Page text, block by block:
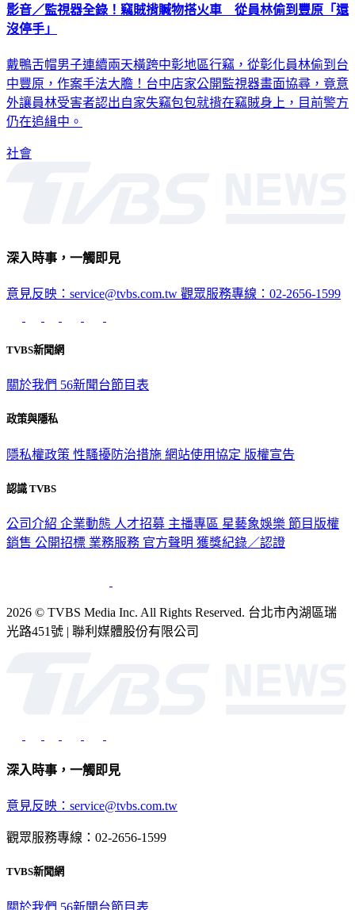
影音／監視器全錄！竊賊揹贓物搭火車 從員林偷到豐原「還
沒停手」
戴鴨舌帽男子連續兩天橫跨中彰地區行竊，從彰化員林偷到台
中豐原，作案手法大膽！台中店家公開監視器畫面協尋，竟意
外讓員林受害者認出自家失竊包包就揹在竊賊身上，目前警方
仍在追緝中。
社會
深入時事，一觸即見
意見反映：service@tvbs.com.tw 觀眾服務專線：02-2656-1599
TVBS新聞網
關於我們 56新聞台節目表
政策與隱私
隱私權政策 性騷擾防治措施 網站使用協定 版權宣告
認識 TVBS
公司介紹 企業動態 人才招募 主播專區 星藝象娛樂 節目版權
銷售 公開招標 業務服務 官方聲明 獲獎紀錄／認證
2026 © TVBS Media Inc. All Rights Reserved. 台北市內湖區瑞
光路451號 | 聯利媒體股份有限公司
深入時事，一觸即見
意見反映：service@tvbs.com.tw
觀眾服務專線：02-2656-1599
TVBS新聞網
關於我們 56新聞台節目表